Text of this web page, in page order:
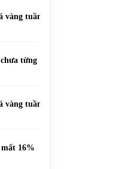
vàng tuần
từng
vàng tuần
16%